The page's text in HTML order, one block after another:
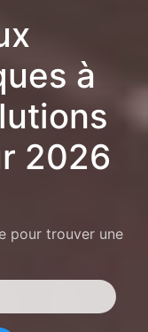
à
2026
pour trouver une